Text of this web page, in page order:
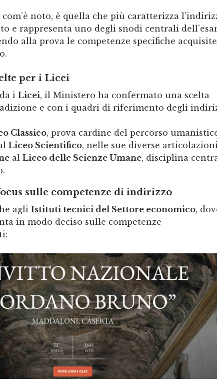
com’è noto, è quella che più caratterizza
e rappresenta uno degli snodi centrali
alla prova le competenze specifiche
per i Licei
i Licei, il Ministero ha confermato una scelta
e con i quadri di riferimento degli
Classico, prova cardine del percorso
Liceo Scientifico, nelle sue diverse
al Liceo delle Scienze Umane, disciplina
sulle competenze di indirizzo
agli Istituti tecnici del Settore economico,
in modo deciso sulle competenze